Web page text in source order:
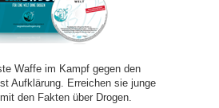
Waffe im Kampf gegen den
Aufklärung. Erreichen sie junge
den Fakten über Drogen.